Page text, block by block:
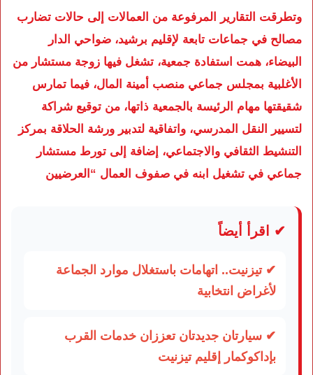
وتطرقت التقارير المرفوعة من العمالات إلى حالات تضارب
مصالح في جماعات تابعة لإقليم برشيد، ضواحي الدار
البيضاء، همت استفادة جمعية، تشغل فيها زوجة مستشار من
الأغلبية بمجلس جماعي منصب أمينة المال، فيما تمارس
شقيقتها مهام الرئيسة بالجمعية ذاتها، من توقيع شراكة
لتسيير النقل المدرسي، واتفاقية لتدبير ورشة الحلاقة بمركز
التنشيط الثقافي والاجتماعي، إضافة إلى تورط مستشار
جماعي في تشغيل ابنه في صفوف العمال “العرضيين
✔ اقرأ أيضاً
✔ تيزنيت.. اتهامات باستغلال موارد الجماعة
لأغراض انتخابية
✔ سيارتان جديدتان تعززان خدمات القرب
بإداكوكمار إقليم تيزنيت